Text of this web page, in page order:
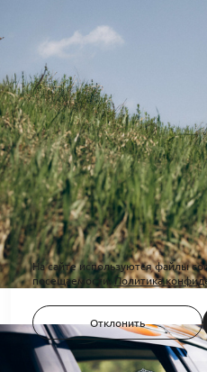
На сайте используются файлы
посещаемости. Политика
Отклонить